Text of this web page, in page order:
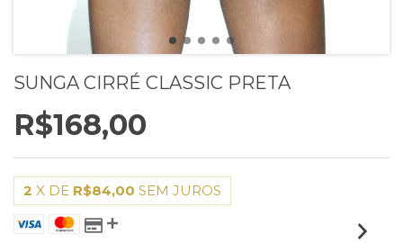
SUNGA CIRRÉ CLASSIC PRETA
R$168,00
2 X DE R$84,00 SEM JUROS